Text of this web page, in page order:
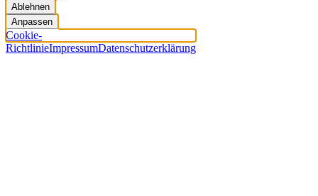
Ablehnen
Anpassen
Cookie-
RichtlinieImpressumDatenschutzerklärung